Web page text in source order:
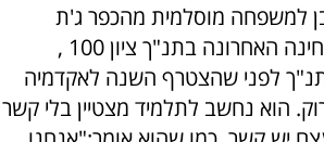
עומר בן 15, בן למשפחה מוסלמית מהכפר ג'ת
במשולש, קבל בבחינה האחרונה בתנ"ך ציון 100 ,
לפני שהצטרף השנה לאקדמיה
הוא נחשב לתלמיד מצטיין בלי קשר